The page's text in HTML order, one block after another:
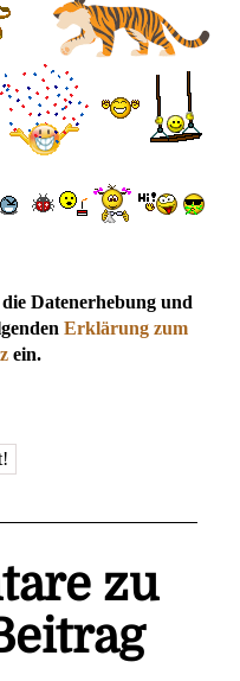
Datenerhebung und
Erklärung zum
ein.
zu